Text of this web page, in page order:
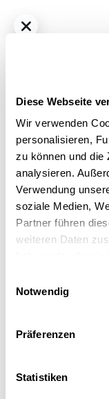
Diese Webseite
Wir verwenden
personalisieren,
zu können und die
analysieren.
Verwendung
soziale Medien,
Partner führen
weiteren Daten
Notwendig
Präferenzen
Statistiken
Hybrid THC21% CBD
Remexian 21/1
Bestrahlung: nicht
Strain: Orange